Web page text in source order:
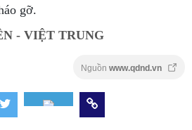
gỡ.
- VIỆT TRUNG
Nguồn www.qdnd.vn